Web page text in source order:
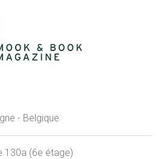
- Belgique
130a (6e étage)